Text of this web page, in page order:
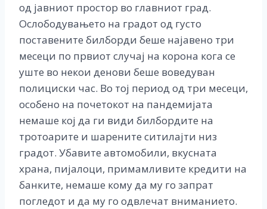
од јавниот простор во главниот град.
Ослободувањето на градот од густо
поставените билборди беше најавено три
месеци по првиот случај на корона кога се
уште во некои денови беше воведуван
полициски час. Во тој период од три месеци,
особено на почетокот на пандемијата
немаше кој да ги види билбордите на
тротоарите и шарените ситилајти низ
градот. Убавите автомобили, вкусната
храна, пијалоци, примамливите кредити на
банките, немаше кому да му го запрат
погледот и да му го одвлечат вниманието.